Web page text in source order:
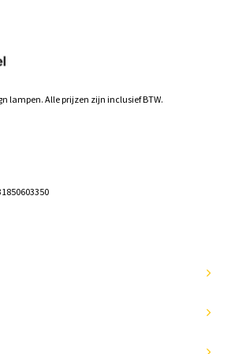
lampen. Alle prijzen zijn inclusief BTW.